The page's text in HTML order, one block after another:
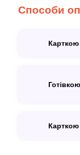
Способи
Карткою
Карткою